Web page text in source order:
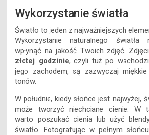
Wykorzystanie światła
Światło to jeden z najważniejszych
Wykorzystanie naturalnego światła
wpłynąć na jakość Twoich zdjęć.
złotej godzinie, czyli tuż po
jego zachodem, są zazwyczaj miękkie
tonów.
W południe, kiedy słońce jest najwyżej,
może tworzyć niechciane cienie. W
warto poszukać cienia lub użyć
światło. Fotografując w pełnym